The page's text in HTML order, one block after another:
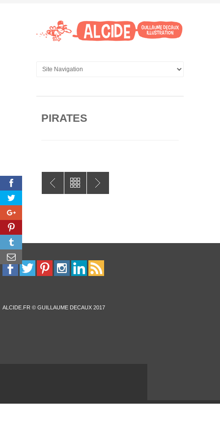
PIRATES
ALCIDE.FR © GUILLAUME DECAUX 2017